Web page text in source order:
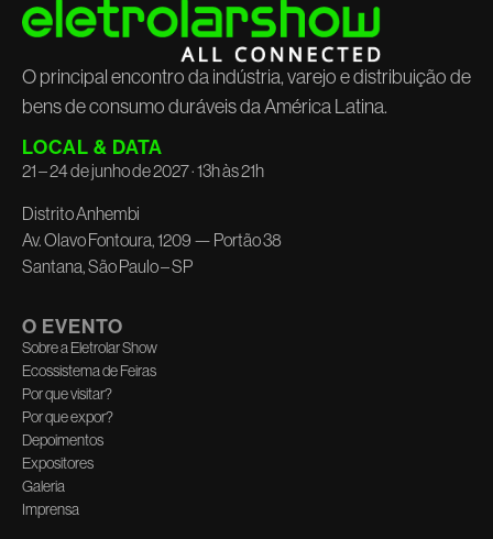
O principal encontro da indústria, varejo e distribuição de
bens de consumo duráveis da América Latina.
LOCAL & DATA
21 – 24 de junho de 2027 · 13h às 21h
Distrito Anhembi
Av. Olavo Fontoura, 1209 — Portão 38
Santana, São Paulo – SP
O EVENTO
Sobre a Eletrolar Show
Ecossistema de Feiras
Por que visitar?
Por que expor?
Depoimentos
Expositores
Galeria
Imprensa